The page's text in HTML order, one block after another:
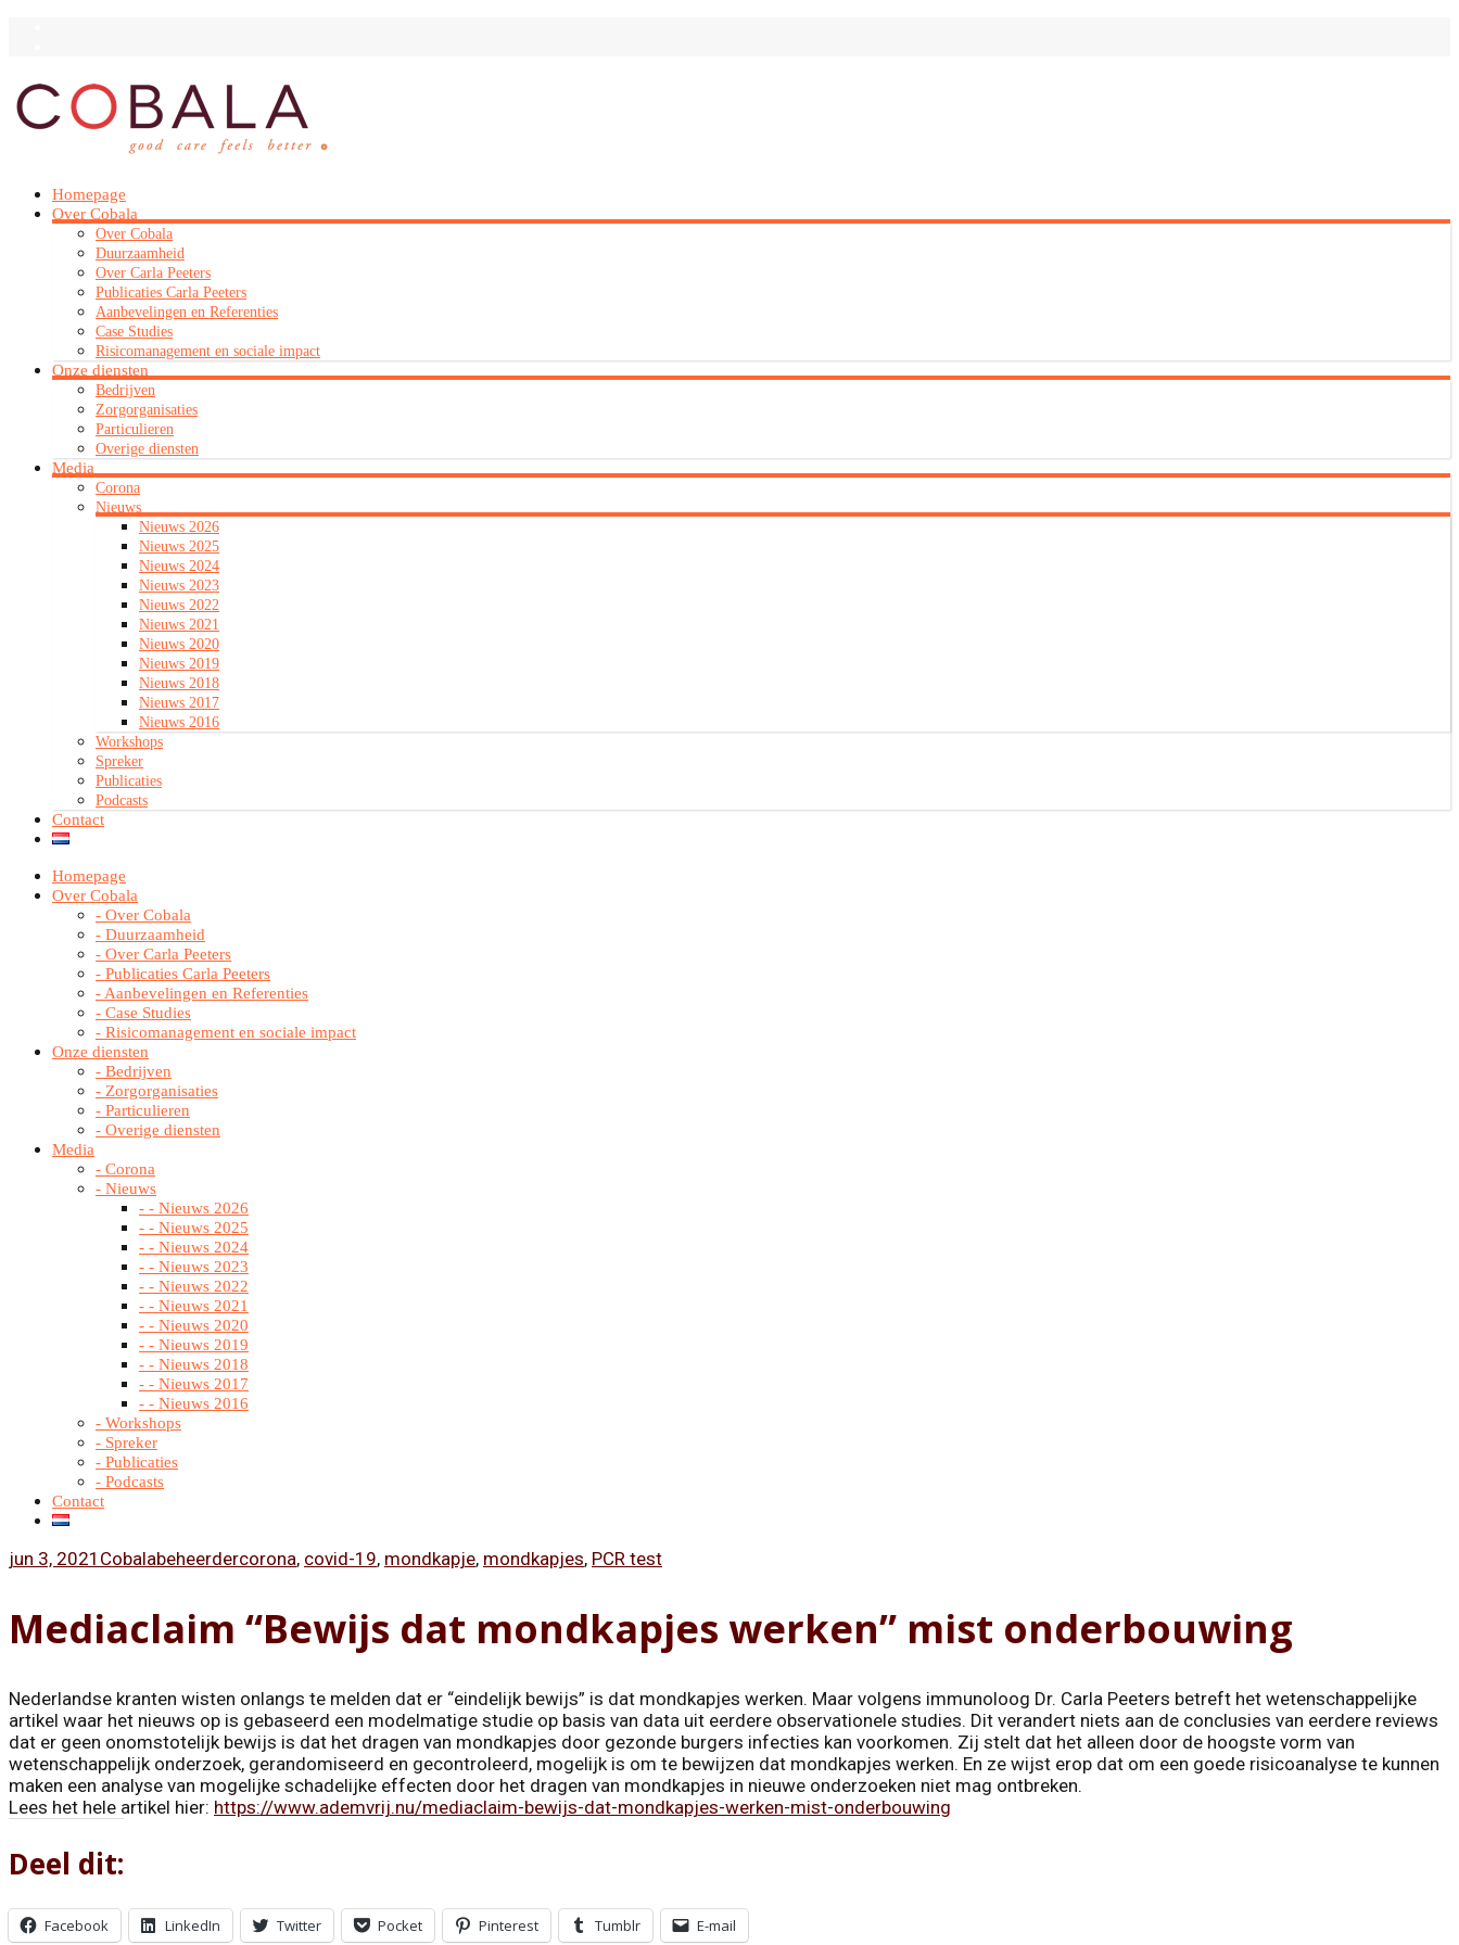
Homepage
Over Cobala
Over Cobala
Duurzaamheid
Over Carla Peeters
Publicaties Carla Peeters
Aanbevelingen en Referenties
Case Studies
Risicomanagement en sociale impact
Onze diensten
Bedrijven
Zorgorganisaties
Particulieren
Overige diensten
Media
Corona
Nieuws
Nieuws 2026
Nieuws 2025
Nieuws 2024
Nieuws 2023
Nieuws 2022
Nieuws 2021
Nieuws 2020
Nieuws 2019
Nieuws 2018
Nieuws 2017
Nieuws 2016
Workshops
Spreker
Publicaties
Podcasts
Contact
Homepage
Over Cobala
- Over Cobala
- Duurzaamheid
- Over Carla Peeters
- Publicaties Carla Peeters
- Aanbevelingen en Referenties
- Case Studies
- Risicomanagement en sociale impact
Onze diensten
- Bedrijven
- Zorgorganisaties
- Particulieren
- Overige diensten
Media
- Corona
- Nieuws
- - Nieuws 2026
- - Nieuws 2025
- - Nieuws 2024
- - Nieuws 2023
- - Nieuws 2022
- - Nieuws 2021
- - Nieuws 2020
- - Nieuws 2019
- - Nieuws 2018
- - Nieuws 2017
- - Nieuws 2016
- Workshops
- Spreker
- Publicaties
- Podcasts
Contact
jun 3, 2021 Cobalabeheerdercorona, covid-19, mondkapje, mondkapjes, PCR test
Mediaclaim “Bewijs dat mondkapjes werken” mist onderbouwing
Nederlandse kranten wisten onlangs te melden dat er “eindelijk bewijs” is dat mondkapjes werken. Maar volgens immunoloog Dr. Carla Peeters betreft het wetenschappelijke
artikel waar het nieuws op is gebaseerd een modelmatige studie op basis van data uit eerdere observationele studies. Dit verandert niets aan de conclusies van eerdere reviews
dat er geen onomstotelijk bewijs is dat het dragen van mondkapjes door gezonde burgers infecties kan voorkomen. Zij stelt dat het alleen door de hoogste vorm van
wetenschappelijk onderzoek, gerandomiseerd en gecontroleerd, mogelijk is om te bewijzen dat mondkapjes werken. En ze wijst erop dat om een goede risicoanalyse te kunnen
maken een analyse van mogelijke schadelijke effecten door het dragen van mondkapjes in nieuwe onderzoeken niet mag ontbreken.
Lees het hele artikel hier: https://www.ademvrij.nu/mediaclaim-bewijs-dat-mondkapjes-werken-mist-onderbouwing
Deel dit:
Facebook LinkedIn Twitter Pocket Pinterest Tumblr E-mail